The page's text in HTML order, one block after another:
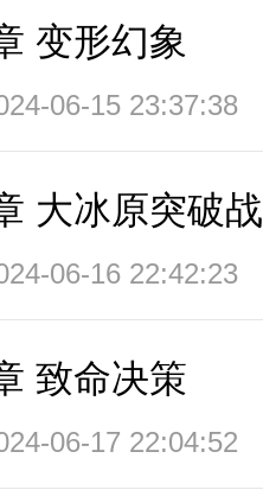
变形幻象
06-15 23:37:38
大冰原突破战
06-16 22:42:23
致命决策
06-17 22:04:52